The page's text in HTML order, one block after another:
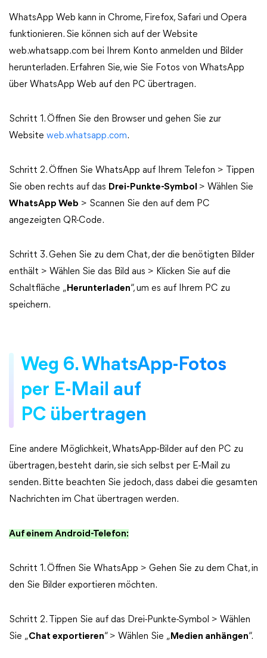
WhatsApp Web kann in Chrome, Firefox, Safari und Opera
funktionieren. Sie können sich auf der Website
web.whatsapp.com bei Ihrem Konto anmelden und Bilder
herunterladen. Erfahren Sie, wie Sie Fotos von WhatsApp
über WhatsApp Web auf den PC übertragen.
Schritt 1. Öffnen Sie den Browser und gehen Sie zur
Website web.whatsapp.com.
Schritt 2. Öffnen Sie WhatsApp auf Ihrem Telefon > Tippen
Sie oben rechts auf das Drei-Punkte-Symbol > Wählen Sie
WhatsApp Web > Scannen Sie den auf dem PC
angezeigten QR-Code.
Schritt 3. Gehen Sie zu dem Chat, der die benötigten Bilder
enthält > Wählen Sie das Bild aus > Klicken Sie auf die
Schaltfläche „ Herunterladen“, um es auf Ihrem PC zu
speichern.
Weg 6. WhatsApp-Fotos
per E-Mail auf
PC übertragen
Eine andere Möglichkeit, WhatsApp-Bilder auf den PC zu
übertragen, besteht darin, sie sich selbst per E-Mail zu
senden. Bitte beachten Sie jedoch, dass dabei die gesamten
Nachrichten im Chat übertragen werden.
Auf einem Android-Telefon:
Schritt 1. Öffnen Sie WhatsApp > Gehen Sie zu dem Chat, in
den Sie Bilder exportieren möchten.
Schritt 2. Tippen Sie auf das Drei-Punkte-Symbol > Wählen
Sie „Chat exportieren“ > Wählen Sie „ Medien anhängen“.